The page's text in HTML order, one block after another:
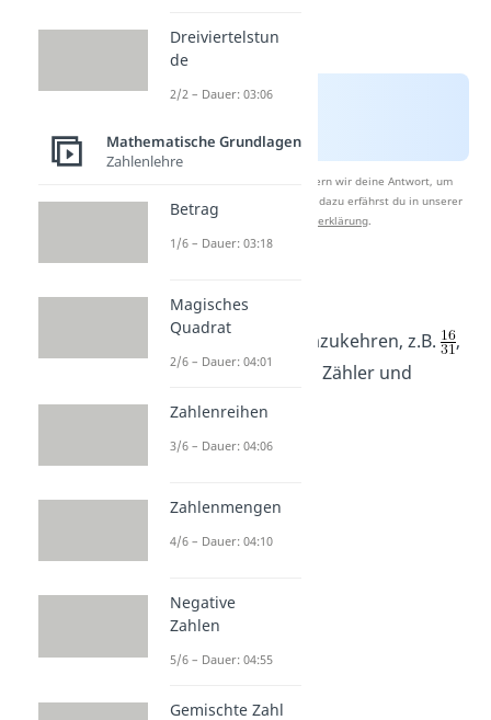
Nach Beantwortung speichern wir deine Antwort, um
Studyflix zu verbessern. Mehr dazu erfährst du in unserer
Datenschutzerklärung.
Um einen Bruch umzukehren, z.B.
,
tauschst du einfach Zähler und
Nenner aus.
Dreiviertelstun
de
2/2 – Dauer: 03:06
Mathematische Grundlagen
Zahlenlehre
Betrag
1/6 – Dauer: 03:18
Magisches
Quadrat
2/6 – Dauer: 04:01
Zahlenreihen
3/6 – Dauer: 04:06
Zahlenmengen
4/6 – Dauer: 04:10
Negative
Zahlen
5/6 – Dauer: 04:55
Gemischte Zahl